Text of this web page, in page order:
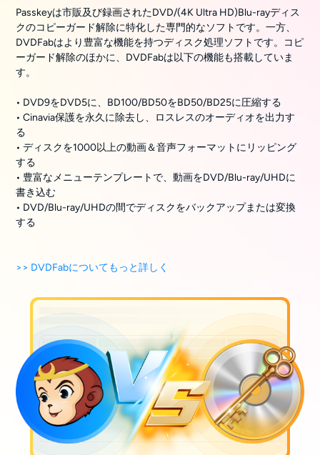
Passkeyは市販及び録画されたDVD/(4K Ultra HD)Blu-rayディス
クのコピーガード解除に特化した専門的なソフトです。一方、
DVDFabはより豊富な機能を持つディスク処理ソフトです。コピ
ーガード解除のほかに、DVDFabは以下の機能も搭載していま
す。
• DVD9をDVD5に、BD100/BD50をBD50/BD25に圧縮する
• Cinavia保護を永久に除去し、ロスレスのオーディオを出力す
る
• ディスクを1000以上の動画＆音声フォーマットにリッピング
する
• 豊富なメニューテンプレートで、動画をDVD/Blu-ray/UHDに
書き込む
• DVD/Blu-ray/UHDの間でディスクをバックアップまたは変換
する
>> DVDFabについてもっと詳しく